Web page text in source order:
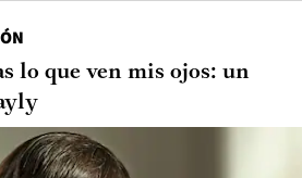
lo que ven mis ojos: un